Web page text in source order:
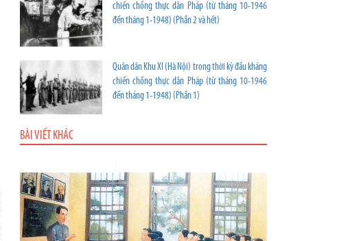
chiến chống thực dân Pháp (từ tháng 10-1946
đến tháng 1-1948) (Phần 2 và hết)
Quân dân Khu XI (Hà Nội) trong thời kỳ đầu kháng
chiến chống thực dân Pháp (từ tháng 10-1946
đến tháng 1-1948) (Phần 1)
BÀI VIẾT KHÁC